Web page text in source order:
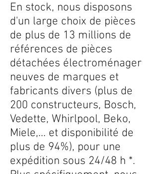
En stock, nous disposons
d'un large choix de pièces
de plus de 13 millions de
références de pièces
détachées électroménager
neuves de marques et
fabricants divers (plus de
200 constructeurs, Bosch,
Vedette, Whirlpool, Beko,
Miele,... et disponibilité de
plus de 94%), pour une
expédition sous 24/48 h *.